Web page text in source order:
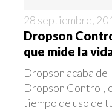
28 septiembre,
Dropson
que mide la
Dropson acaba de
Dropson Control,
tiempo de uso de